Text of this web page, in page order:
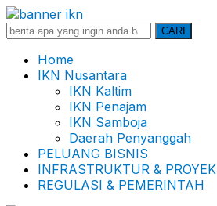
Search
CARI
Home
IKN Nusantara
IKN Kaltim
IKN Penajam
IKN Samboja
Daerah Penyanggah
PELUANG BISNIS
INFRASTRUKTUR & PROYEK
REGULASI & PEMERINTAH